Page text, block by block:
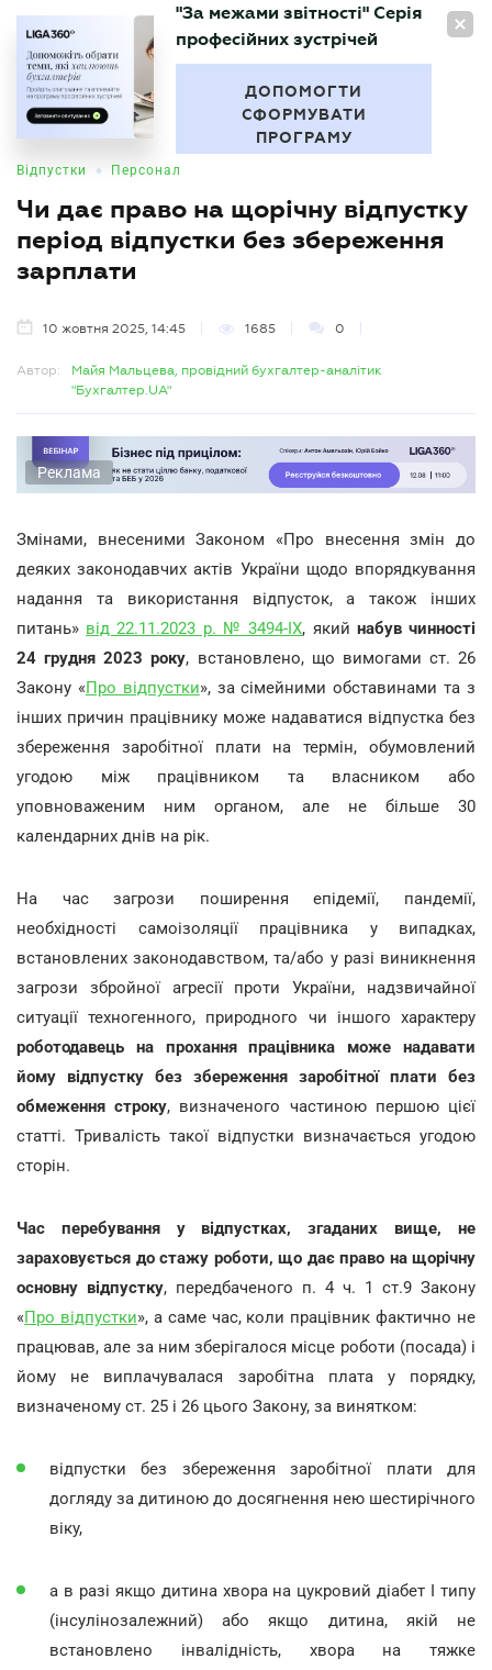
UA
БУХГАЛТЕР
"За межами звітності" Серія
професійних зустрічей
ДОПОМОГТИ
СФОРМУВАТИ
ПРОГРАМУ
Відпустки • Персонал
Чи дає право на щорічну відпустку
період відпустки без збереження
зарплати
10 жовтня 2025, 14:45 1685 0
Автор:
Майя Мальцева, провідний бухгалтер-аналітик
"Бухгалтер.UA"
Реклама
Змінами, внесеними Законом «Про внесення змін до
деяких законодавчих актів України щодо впорядкування
надання та використання відпусток, а також інших
питань» від 22.11.2023 р. № 3494-IX, який набув чинності
24 грудня 2023 року, встановлено, що вимогами ст. 26
Закону «Про відпустки», за сімейними обставинами та з
інших причин працівнику може надаватися відпустка без
збереження заробітної плати на термін, обумовлений
угодою між працівником та власником або
уповноваженим ним органом, але не більше 30
календарних днів на рік.
На час загрози поширення епідемії, пандемії,
необхідності самоізоляції працівника у випадках,
встановлених законодавством, та/або у разі виникнення
загрози збройної агресії проти України, надзвичайної
ситуації техногенного, природного чи іншого характеру
роботодавець на прохання працівника може надавати
йому відпустку без збереження заробітної плати без
обмеження строку, визначеного частиною першою цієї
статті. Тривалість такої відпустки визначається угодою
сторін.
Час перебування у відпустках, згаданих вище, не
зараховується до стажу роботи, що дає право на щорічну
основну відпустку, передбаченого п. 4 ч. 1 ст.9 Закону
«Про відпустки», а саме час, коли працівник фактично не
працював, але за ним зберігалося місце роботи (посада) і
йому не виплачувалася заробітна плата у порядку,
визначеному ст. 25 і 26 цього Закону, за винятком:
відпустки без збереження заробітної плати для
догляду за дитиною до досягнення нею шестирічного
віку,
а в разі якщо дитина хвора на цукровий діабет I типу
(інсулінозалежний) або якщо дитина, якій не
встановлено інвалідність, хвора на тяжке